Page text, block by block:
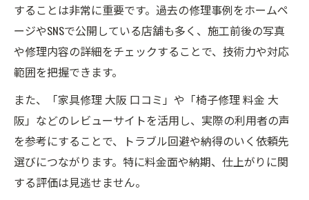
イント
家具修理 大阪で料金が変わる主な要因とは
家具修理の料金比較と大阪での安くするコ
ツ
長く使うための家具修理と最適なメニュー選び
家具修理で長持ちさせる大阪のメニュー選
びのコツ
家具修理とリメイクで大阪で愛着家具を生
かす方法
することは非常に重要です。過去の修理事例をホームペ
ージやSNSで公開している店舗も多く、施工前後の写真
や修理内容の詳細をチェックすることで、技術力や対応
範囲を把握できます。
また、「家具修理 大阪 口コミ」や「椅子修理 料金 大
阪」などのレビューサイトを活用し、実際の利用者の声
を参考にすることで、トラブル回避や納得のいく依頼先
選びにつながります。特に料金面や納期、仕上がりに関
する評価は見逃せません。